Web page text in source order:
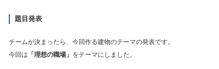
題目発表
チームが決まったら、今回作る建物のテーマの発表です。
今回は 「理想の職場」 をテーマにしました。